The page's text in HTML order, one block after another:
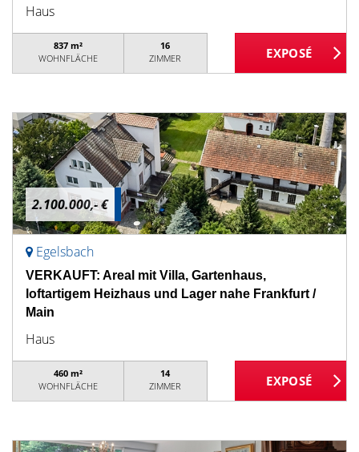
Haus
837 m²
WOHNFLÄCHE
16
ZIMMER
2.100.000,- €
Egelsbach
VERKAUFT: Areal mit Villa, Gartenhaus,
loftartigem Heizhaus und Lager nahe Frankfurt /
Main
Haus
460 m²
WOHNFLÄCHE
14
ZIMMER